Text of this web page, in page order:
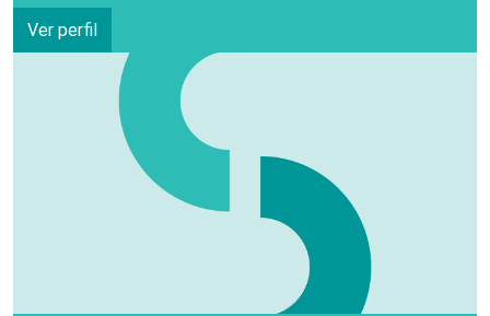
Ver perfil